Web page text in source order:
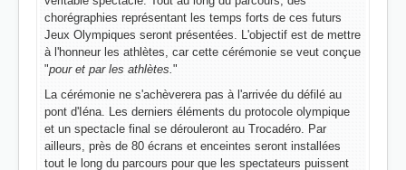
chorégraphies représentant les temps forts de ces futurs
Jeux Olympiques seront présentées. L'objectif est de mettre
à l'honneur les athlètes, car cette cérémonie se veut conçue
"pour et par les athlètes."
La cérémonie ne s'achèverera pas à l'arrivée du défilé au
pont d'Iéna. Les derniers éléments du protocole olympique
et un spectacle final se dérouleront au Trocadéro. Par
ailleurs, près de 80 écrans et enceintes seront installées
tout le long du parcours pour que les spectateurs puissent